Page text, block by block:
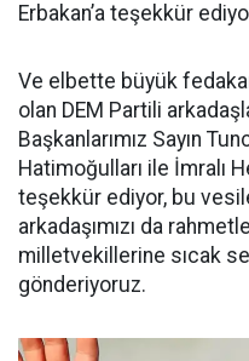
Erbakan’a teşekkür
Ve elbette büyük
olan DEM Partili
Başkanlarımız Sayın
Hatimoğulları ile İmralı
teşekkür ediyor, bu
arkadaşımızı da
milletvekillerine sıcak
gönderiyoruz.